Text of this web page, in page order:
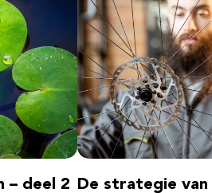
– deel 2 De strategie van